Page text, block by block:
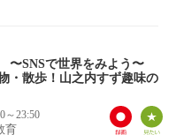
〜SNSで世界をみよう〜
・散歩！山之内すず趣味の
～23:50
育